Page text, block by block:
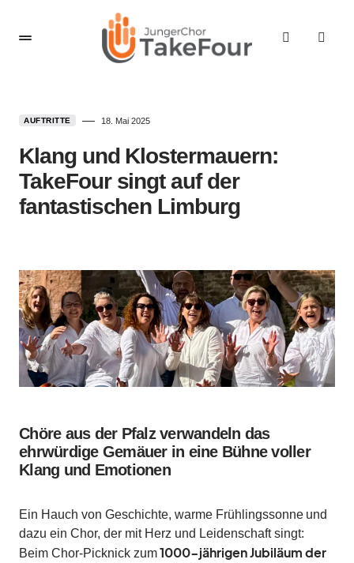
AUFTRITTE 18. Mai 2025
Klang und Klostermauern:
TakeFour singt auf der
fantastischen Limburg
Chöre aus der Pfalz verwandeln das
ehrwürdige Gemäuer in eine Bühne voller
Klang und Emotionen
Ein Hauch von Geschichte, warme Frühlingssonne und
dazu ein Chor, der mit Herz und Leidenschaft singt:
Beim Chor-Picknick zum1000-jährigen Jubiläum der